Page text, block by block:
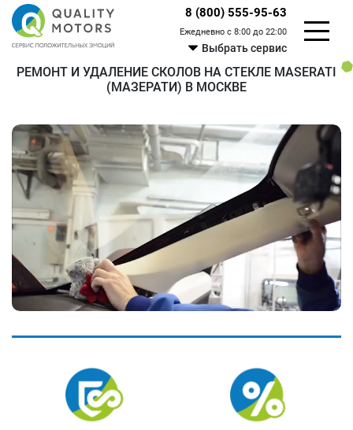
8 (800) 555-95-63
Ежедневно с 8:00 до 22:00
Выбрать сервис
РЕМОНТ И УДАЛЕНИЕ СКОЛОВ НА СТЕКЛЕ MASERATI
(МАЗЕРАТИ) В МОСКВЕ